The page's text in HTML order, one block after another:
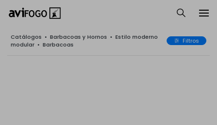
Catálogos • Barbacoas y Hornos • Estilo moderno
modular • Barbacoas Filtros